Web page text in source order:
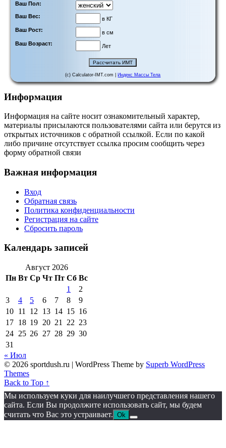
Ваш Пол:
Ваш Вес:
в КГ
Ваш Рост:
в см
Ваш Возраст:
Лет
(c) Calculator-IMT.com | Индекс Массы Тела
Информация
Информация на сайте носит ознакомительный характер,
материалы присылаются пользователями сайта или берутся из
открытых источников с обратной ссылкой. Если по какой
либо причине отсутствует ссылка просим сообщить через
форму обратной связи
Важная информация
Вход
Обратная связь
Политика конфиденциальности
Регистрация на сайте
Сбросить пароль
Календарь записей
Август 2026
Пн Вт Ср Чт Пт Сб Вс
1
2
3
4 5 6 7 8
9
10 11 12 13 14 15 16
17 18 19 20 21 22 23
24 25 26 27 28 29 30
31
« Июл
© 2026 sportdush.ru | WordPress Theme by Superb WordPress
Themes
Back to Top ↑
Мы используем куки для наилучшего представления нашего
сайта. Если Вы продолжите использовать сайт, мы будем
считать что Вас это устраивает. Ok